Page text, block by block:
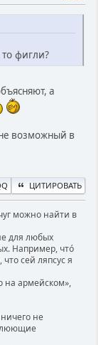
фигли?
а
возможный в
ЦИТИРОВАТЬ
можно найти в
для любых
Например, чтó
сей ляпсус я
на армейском»,
не